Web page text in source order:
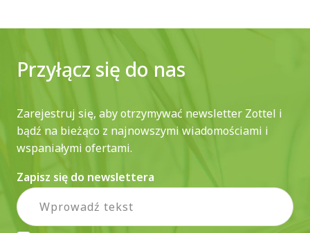
Przyłącz się do nas
Zarejestruj się, aby otrzymywać newsletter Zottel i
bądź na bieżąco z najnowszymi wiadomościami i
wspaniałymi ofertami.
Zapisz się do newslettera